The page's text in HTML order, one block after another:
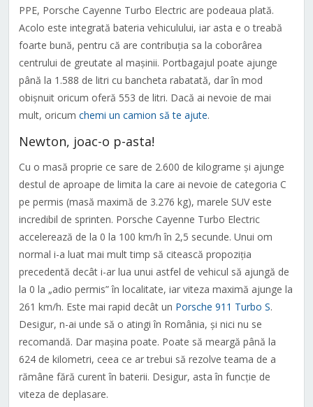
PPE, Porsche Cayenne Turbo Electric are podeaua plată.
Acolo este integrată bateria vehiculului, iar asta e o treabă
foarte bună, pentru că are contribuția sa la coborârea
centrului de greutate al mașinii. Portbagajul poate ajunge
până la 1.588 de litri cu bancheta rabatată, dar în mod
obișnuit oricum oferă 553 de litri. Dacă ai nevoie de mai
mult, oricum chemi un camion să te ajute.
Newton, joac-o p-asta!
Cu o masă proprie ce sare de 2.600 de kilograme și ajunge
destul de aproape de limita la care ai nevoie de categoria C
pe permis (masă maximă de 3.276 kg), marele SUV este
incredibil de sprinten. Porsche Cayenne Turbo Electric
accelerează de la 0 la 100 km/h în 2,5 secunde. Unui om
normal i-a luat mai mult timp să citească propoziția
precedentă decât i-ar lua unui astfel de vehicul să ajungă de
la 0 la „adio permis” în localitate, iar viteza maximă ajunge la
261 km/h. Este mai rapid decât un Porsche 911 Turbo S.
Desigur, n-ai unde să o atingi în România, și nici nu se
recomandă. Dar mașina poate. Poate să meargă până la
624 de kilometri, ceea ce ar trebui să rezolve teama de a
rămâne fără curent în baterii. Desigur, asta în funcție de
viteza de deplasare.